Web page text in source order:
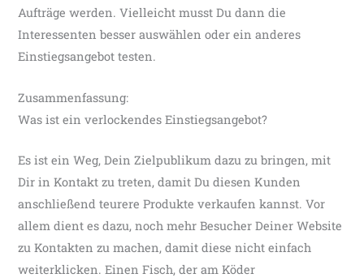
Aufträge werden. Vielleicht musst Du dann die
Interessenten besser auswählen oder ein anderes
Einstiegsangebot testen.
Zusammenfassung:
Was ist ein verlockendes Einstiegsangebot?
Es ist ein Weg, Dein Zielpublikum dazu zu bringen, mit
Dir in Kontakt zu treten, damit Du diesen Kunden
anschließend teurere Produkte verkaufen kannst. Vor
allem dient es dazu, noch mehr Besucher Deiner Website
zu Kontakten zu machen, damit diese nicht einfach
weiterklicken. Einen Fisch, der am Köder